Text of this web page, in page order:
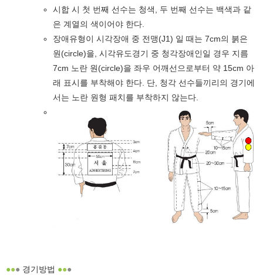
시합 시 첫 번째 선수는 청색, 두 번째 선수는 백색과 같
은 계열의 색이어야 한다.
장애유형이 시각장애 중 전맹(J1) 일 때는 7cm의 붉은
원(circle)을, 시각유도경기 중 청각장애인일 경우 지름
7cm 노란 원(circle)을 좌우 어깨선으로부터 약 15cm 아
래 표시를 부착해야 한다. 단, 청각 선수들끼리의 경기에
서는 노란 원형 패치를 부착하지 않는다.
●●● 경기방법 ●●●